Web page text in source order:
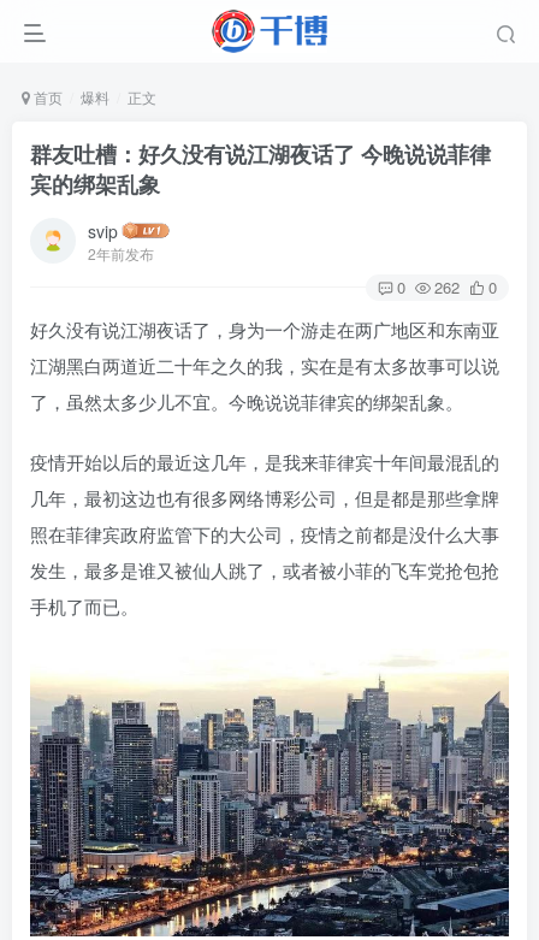
首页 爆料 正文
群友吐槽：好久没有说江湖夜话了 今晚说说菲律
宾的绑架乱象
svip
2年前发布
0 262 0
好久没有说江湖夜话了，身为一个游走在两广地区和东南亚
江湖黑白两道近二十年之久的我，实在是有太多故事可以说
了，虽然太多少儿不宜。今晚说说菲律宾的绑架乱象。
疫情开始以后的最近这几年，是我来菲律宾十年间最混乱的
几年，最初这边也有很多网络博彩公司，但是都是那些拿牌
照在菲律宾政府监管下的大公司，疫情之前都是没什么大事
发生，最多是谁又被仙人跳了，或者被小菲的飞车党抢包抢
手机了而已。